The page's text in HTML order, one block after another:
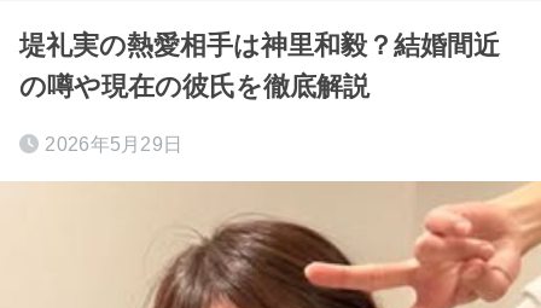
堤礼実の熱愛相手は神里和毅？結婚間近
の噂や現在の彼氏を徹底解説
2026年5月29日